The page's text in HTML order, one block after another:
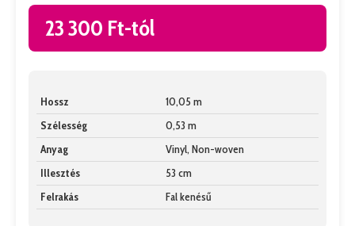
23 300 Ft-tól
Hossz
10,05 m
Szélesség
0,53 m
Anyag
Vinyl, Non-woven
Illesztés
53 cm
Felrakás
Fal kenésű